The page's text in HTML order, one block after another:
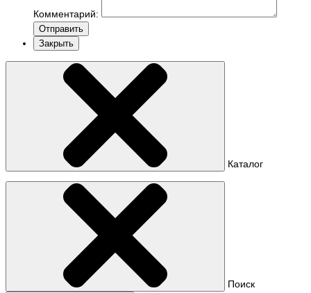
Комментарий:
Отправить
Закрыть
Каталог
Поиск